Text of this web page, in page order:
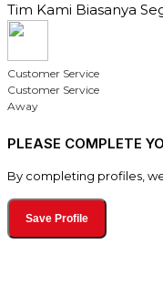
Tim Kami Biasanya
Customer Service
Customer Service
Away
PLEASE COMPLETE
By completing profiles,
Save Profile